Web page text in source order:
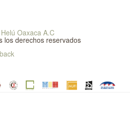
Oaxaca A.C
los derechos reservados